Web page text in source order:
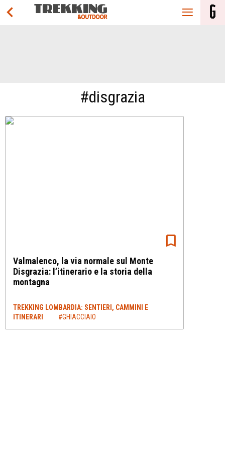
#disgrazia
Valmalenco, la via normale sul Monte
Disgrazia: l’itinerario e la storia della
montagna
TREKKING LOMBARDIA: SENTIERI, CAMMINI E
ITINERARI
#GHIACCIAIO